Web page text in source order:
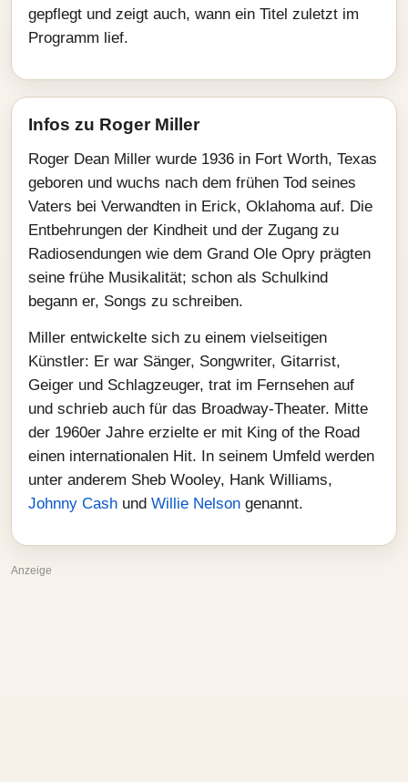
gepflegt und zeigt auch, wann ein Titel zuletzt im
Programm lief.
Infos zu Roger Miller
Roger Dean Miller wurde 1936 in Fort Worth, Texas
geboren und wuchs nach dem frühen Tod seines
Vaters bei Verwandten in Erick, Oklahoma auf. Die
Entbehrungen der Kindheit und der Zugang zu
Radiosendungen wie dem Grand Ole Opry prägten
seine frühe Musikalität; schon als Schulkind
begann er, Songs zu schreiben.
Miller entwickelte sich zu einem vielseitigen
Künstler: Er war Sänger, Songwriter, Gitarrist,
Geiger und Schlagzeuger, trat im Fernsehen auf
und schrieb auch für das Broadway‑Theater. Mitte
der 1960er Jahre erzielte er mit King of the Road
einen internationalen Hit. In seinem Umfeld werden
unter anderem Sheb Wooley, Hank Williams,
Johnny Cash und Willie Nelson genannt.
Anzeige